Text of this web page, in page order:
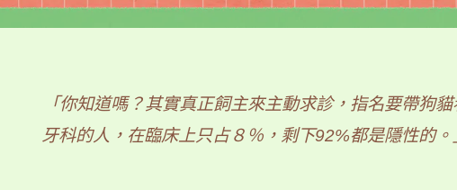
「你知道嗎？其實真正飼主來主動求診，指名要帶狗貓
牙科的人，在臨床上只占８％，剩下92%都是隱性的。